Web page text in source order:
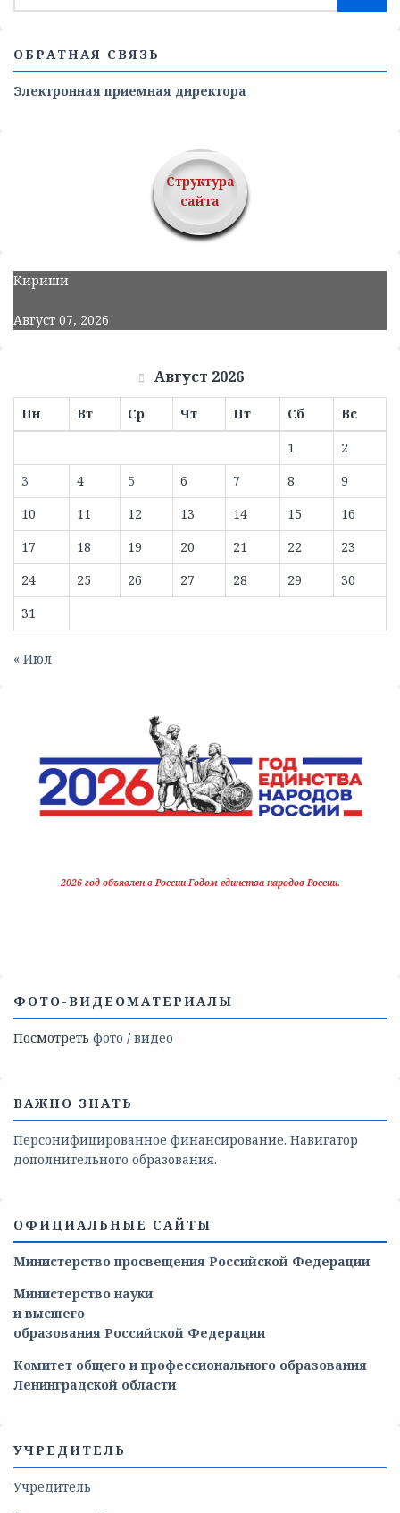
ОБРАТНАЯ СВЯЗЬ
Электронная приемная директора
Структура
сайта
Кириши
Август 07, 2026
Август 2026
Пн Вт Ср Чт Пт Сб
Вс
1
2
3
4 5 6 7 8
9
10
11 12 13 14 15
16
17
18 19 20 21 22
23
24
25 26 27 28 29
30
31
« Июл
2026 год объявлен в России Годом единства народов России.
ФОТО-ВИДЕОМАТЕРИАЛЫ
Посмотреть фото / видео
ВАЖНО ЗНАТЬ
Персонифицированное финансирование. Навигатор
дополнительного образования.
ОФИЦИАЛЬНЫЕ САЙТЫ
Министерство просвещения Российской Федерации
Министерство науки
и высшего
образования Российской Федерации
Комитет общего и профессионального образования
Ленинградской области
УЧРЕДИТЕЛЬ
Учредитель